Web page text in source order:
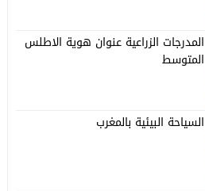
المدرجات الزراعية عنوان هوية الاطلس
المتوسط
السياحة البيئية بالمغرب